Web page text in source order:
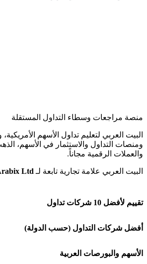
منصة مراجعات وسطاء التداول المستقلة
البيت العربي لتعليم تداول الأسهم
ومنصات التداول والاستثمار في الأسهم،
والعملات الرقمية مجاناً.
البيت العربي علامة تجارية تابعة لـ Ltd
تقييم لأفضل 10 شركات تداول
شركة Capital.com
افاتريد AvaTrade
أفضل شركات التداول (حسب الدولة)
شركات تداول في السعودية
الأسهم والبورصات العربية